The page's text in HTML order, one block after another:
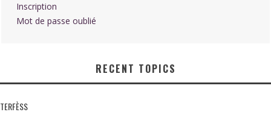
Inscription
Mot de passe oublié
RECENT TOPICS
TERFÈSS